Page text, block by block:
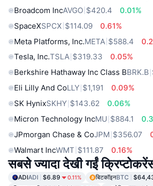
Broadcom IncAVGO $420.4
0.01%
SpaceXSPCX $114.09
0.61%
Meta Platforms, Inc.META $588.4
Tesla, Inc.TSLA $319.33
0.05%
Berkshire Hathaway Inc Class BBRK.B
Eli Lilly And CoLLY $1,191
0.09%
SK HynixSKHY $143.62
0.06%
Micron Technology IncMU $884.1
JPmorgan Chase & CoJPM $356.07
Walmart IncWMT $111.87 0.16%
सबसे ज्यादा देखी गईं
ADIADI $6.89 0.11% बिटकॉइनBTC